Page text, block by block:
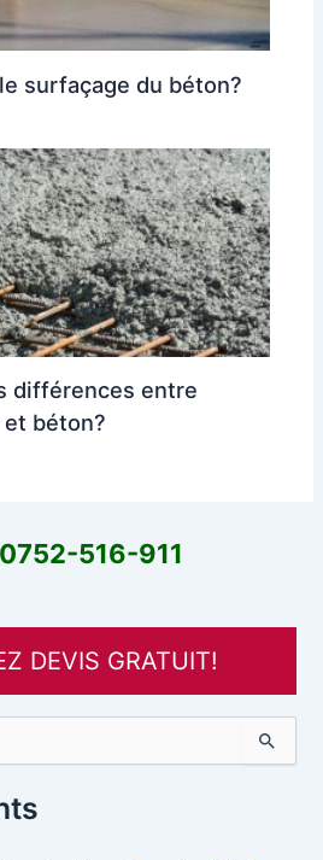
surfaçage du béton?
différences entre
béton?
0752-516-911
DEVIS GRATUIT!